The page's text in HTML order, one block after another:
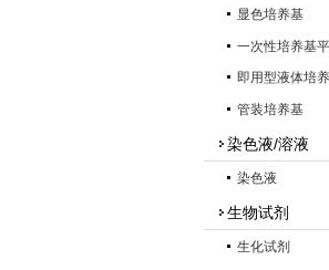
显色培养基
一次性培养基
即用型液体培
管装培养基
染色液/溶液
染色液
生物试剂
生化试剂